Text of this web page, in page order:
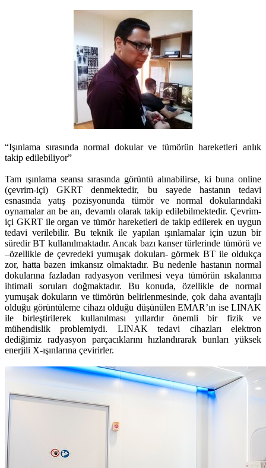
“Işınlama sırasında normal dokular ve tümörün hareketleri anlık
takip edilebiliyor”
Tam ışınlama seansı sırasında görüntü alınabilirse, ki buna online
(çevrim-içi) GKRT denmektedir, bu sayede hastanın tedavi
esnasında yatış pozisyonunda tümör ve normal dokularındaki
oynamalar an be an, devamlı olarak takip edilebilmektedir. Çevrim-
içi GKRT ile organ ve tümör hareketleri de takip edilerek en uygun
tedavi verilebilir. Bu teknik ile yapılan ışınlamalar için uzun bir
süredir BT kullanılmaktadır. Ancak bazı kanser türlerinde tümörü ve
–özellikle de çevredeki yumuşak dokuları- görmek BT ile oldukça
zor, hatta bazen imkansız olmaktadır. Bu nedenle hastanın normal
dokularına fazladan radyasyon verilmesi veya tümörün ıskalanma
ihtimali soruları doğmaktadır. Bu konuda, özellikle de normal
yumuşak dokuların ve tümörün belirlenmesinde, çok daha avantajlı
olduğu görüntüleme cihazı olduğu düşünülen EMAR’ın ise LINAK
ile birleştirilerek kullanılması yıllardır önemli bir fizik ve
mühendislik problemiydi. LINAK tedavi cihazları elektron
dediğimiz radyasyon parçacıklarını hızlandırarak bunları yüksek
enerjili X-ışınlarına çevirirler.